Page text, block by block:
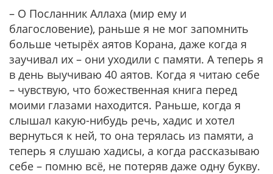
– О Посланник Аллаха (мир ему и
благословение), раньше я не мог запомнить
больше четырёх аятов Корана, даже когда я
заучивал их – они уходили с памяти. А теперь я
в день выучиваю 40 аятов. Когда я читаю себе
– чувствую, что божественная книга перед
моими глазами находится. Раньше, когда я
слышал какую-нибудь речь, хадис и хотел
вернуться к ней, то она терялась из памяти, а
теперь я слушаю хадисы, а когда рассказываю
себе – помню всё, не потеряв даже одну букву.